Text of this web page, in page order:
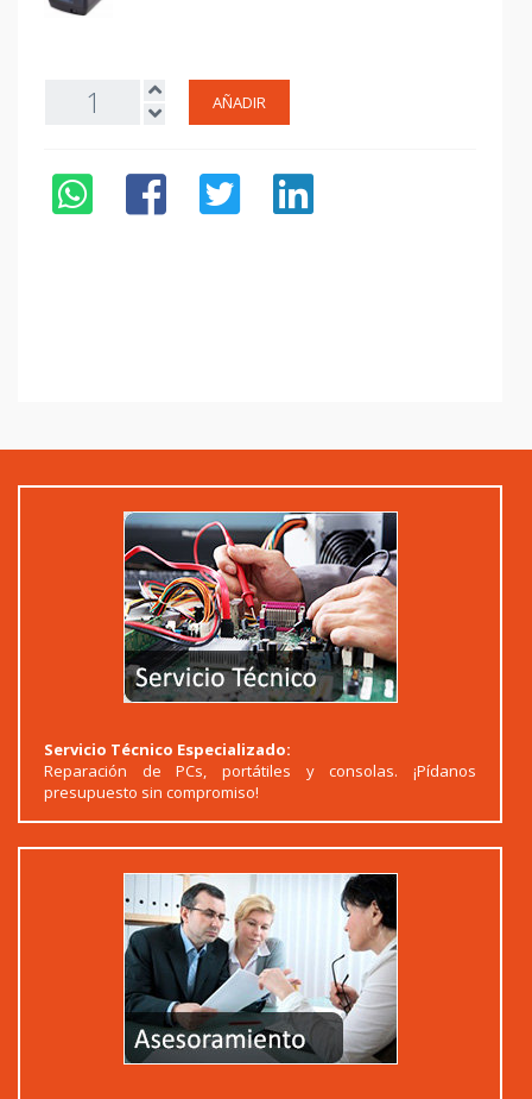
AÑADIR
Servicio Técnico Especializado:
Reparación de PCs, portátiles y consolas. ¡Pídanos
presupuesto sin compromiso!